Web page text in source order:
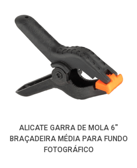
ALICATE GARRA DE MOLA 6"
BRAÇADEIRA MÉDIA PARA FUNDO
FOTOGRÁFICO